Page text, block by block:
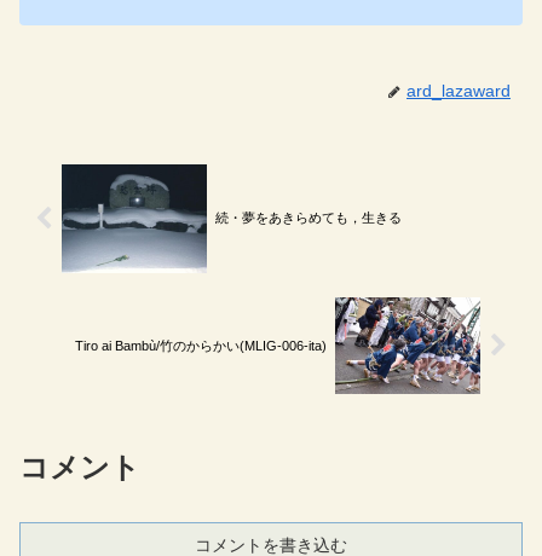
ard_lazaward
続・夢をあきらめても，生きる
Tiro ai Bambù/竹のからかい(MLIG-006-ita)
コメント
コメントを書き込む